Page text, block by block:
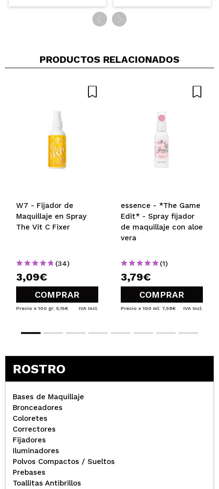
PRODUCTOS RELACIONADOS
W7 - Fijador de
Maquillaje en Spray
The Vit C Fixer
(34)
3,09€
COMPRAR
Precio x 100 gr: 5,15€ IVA Incl.
essence - *The Game
Edit* - Spray fijador
de maquillaje con aloe
vera
(1)
3,79€
COMPRAR
Precio x 100 ml: 7,58€ IVA Incl.
ROSTRO
Bases de Maquillaje
Bronceadores
Coloretes
Correctores
Fijadores
Iluminadores
Polvos Compactos / Sueltos
Prebases
Toallitas Antibrillos